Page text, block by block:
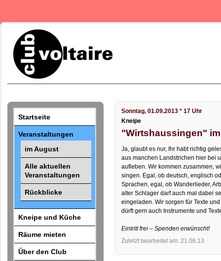
Startseite
Veranstaltungen
im August
Alle aktuellen
Veranstaltungen
Rückblicke
Kneipe und Küche
Räume mieten
Über den Club
Sonntag, 01.09.2013 * 17 Uhr
Kneipe
"Wirtshaussingen"
Ja, glaubt es nur, Ihr habt richtig
aus manchen Landstrichen hier bei
aufleben. Wir kommen zusammen,
singen. Egal, ob deutsch, englisch
Sprachen, egal, ob Wanderlieder,
alter Schlager darf auch mal dabei
eingeladen. Wir sorgen für Texte
dürft gern auch Instrumente und
Eintritt frei – Spenden erwünscht!
Zuletzt bearbeitet am: 21.08.13